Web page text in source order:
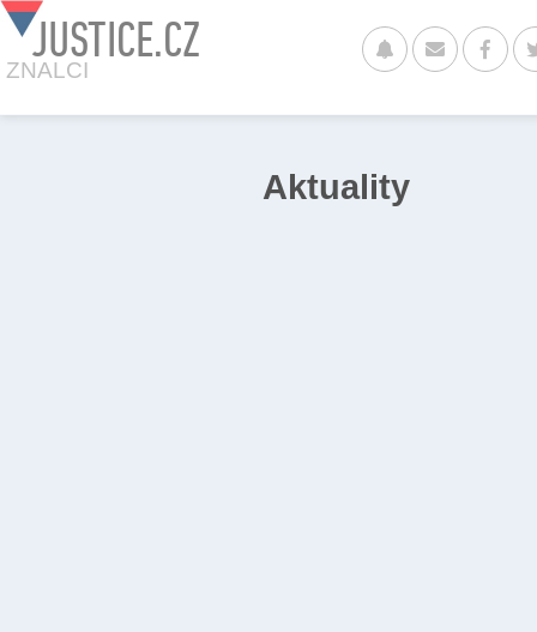
JUSTICE.CZ
ZNALCI
Aktuality